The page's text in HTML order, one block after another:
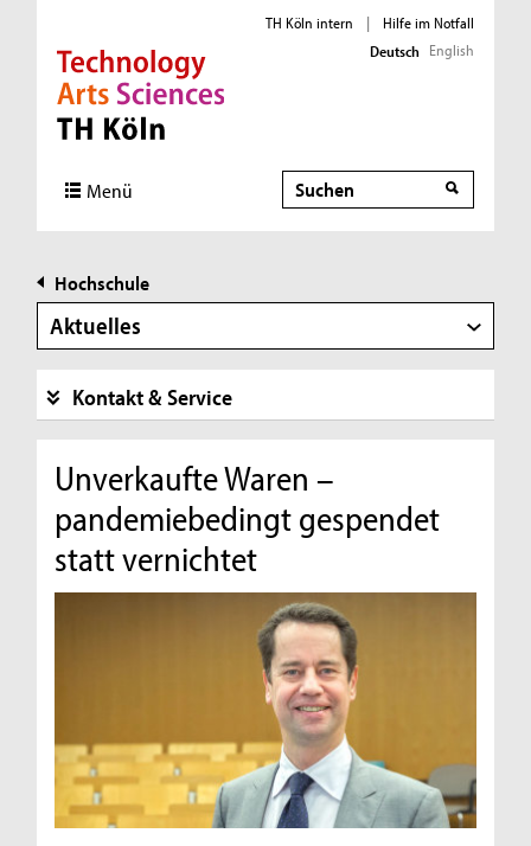
Direkt zur Hauptnavigation
Direkt zur Subnavigation
Direkt zum Inhalt
Direkt zum Fußbereich
TH Köln intern |
Hilfe im Notfall
Deutsch English
Menü Suche
Hochschule
Aktuelles
Kontakt & Service
Unverkaufte Waren –
pandemiebedingt gespendet
statt vernichtet